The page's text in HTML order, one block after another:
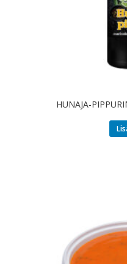
HUNAJA-